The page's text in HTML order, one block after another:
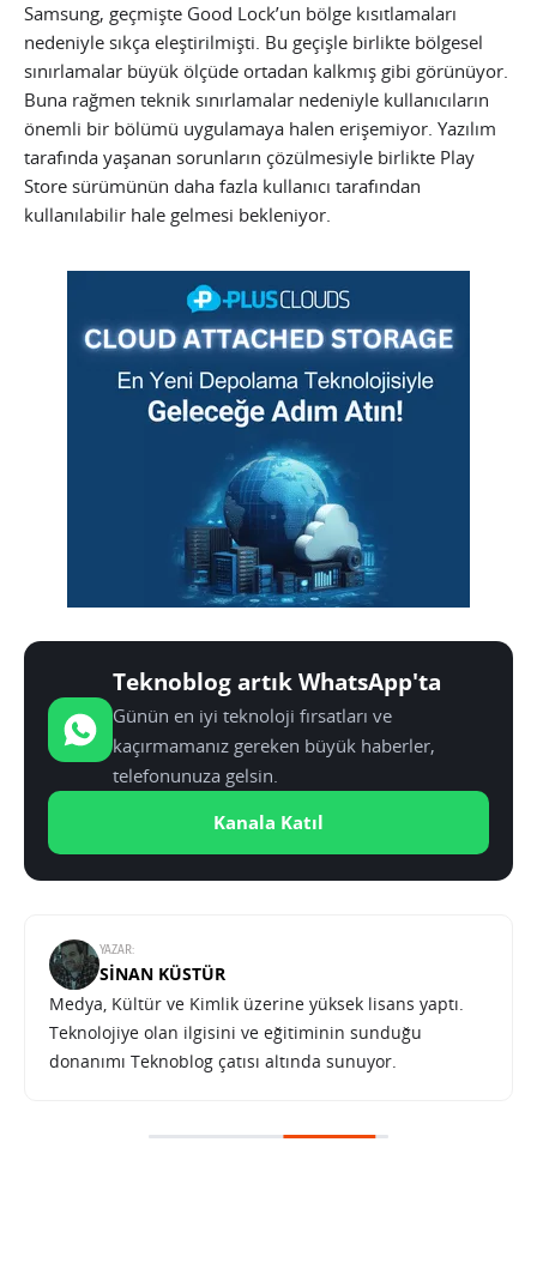
Samsung, geçmişte Good Lock’un bölge kısıtlamaları
nedeniyle sıkça eleştirilmişti. Bu geçişle birlikte bölgesel
sınırlamalar büyük ölçüde ortadan kalkmış gibi görünüyor.
Buna rağmen teknik sınırlamalar nedeniyle kullanıcıların
önemli bir bölümü uygulamaya halen erişemiyor. Yazılım
tarafında yaşanan sorunların çözülmesiyle birlikte Play
Store sürümünün daha fazla kullanıcı tarafından
kullanılabilir hale gelmesi bekleniyor.
Teknoblog artık WhatsApp'ta
Günün en iyi teknoloji fırsatları ve
kaçırmamanız gereken büyük haberler,
telefonunuza gelsin.
Kanala Katıl
YAZAR:
SINAN KÜSTÜR
Medya, Kültür ve Kimlik üzerine yüksek lisans yaptı.
Teknolojiye olan ilgisini ve eğitiminin sunduğu
donanımı Teknoblog çatısı altında sunuyor.